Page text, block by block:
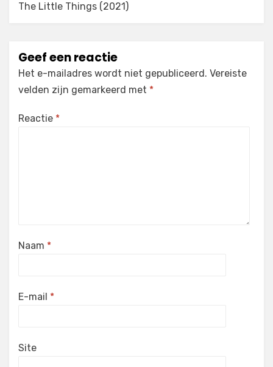
The Little Things (2021)
Geef een reactie
Het e-mailadres wordt niet gepubliceerd. Vereiste
velden zijn gemarkeerd met *
Reactie *
Naam *
E-mail *
Site